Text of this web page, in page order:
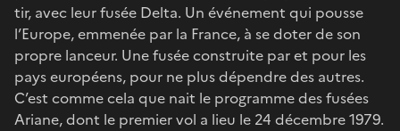
tir, avec leur fusée Delta. Un événement qui pousse
l’Europe, emmenée par la France, à se doter de son
propre lanceur. Une fusée construite par et pour les
pays européens, pour ne plus dépendre des autres.
C’est comme cela que nait le programme des fusées
Ariane, dont le premier vol a lieu le 24 décembre 1979.